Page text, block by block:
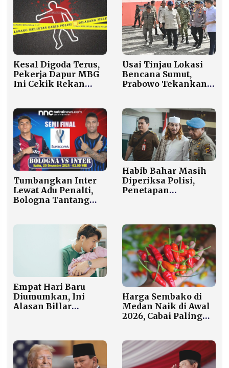
Kesal Digoda Terus,
Pekerja Dapur MBG
Ini Cekik Rekan
Usai Tinjau Lokasi
Bencana Sumut,
Prabowo Tekankan
Hadapi Perubahan
Iklim
Tumbangkan Inter
Lewat Adu Penalti,
Bologna Tantang
Habib Bahar Masih
Diperiksa Polisi,
Penetapan
Empat Hari Baru
Diumumkan, Ini
Alasan Billar
Harga Sembako di
Medan Naik di Awal
2026, Cabai Paling